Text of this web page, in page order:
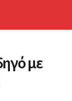
με